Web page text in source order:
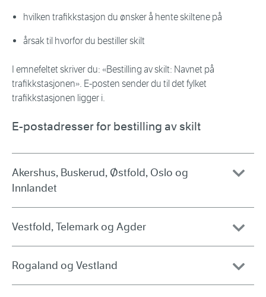
hvilken trafikkstasjon du ønsker å hente skiltene på
årsak til hvorfor du bestiller skilt
I emnefeltet skriver du: «Bestilling av skilt: Navnet på
trafikkstasjonen». E-posten sender du til det fylket
trafikkstasjonen ligger i.
E-postadresser for bestilling av skilt
Akershus, Buskerud, Østfold, Oslo og
Innlandet
Vestfold, Telemark og Agder
Rogaland og Vestland